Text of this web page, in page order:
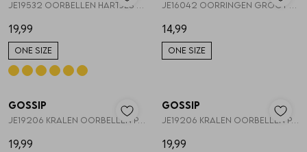
19,99
ONE SIZE
14,99
ONE SIZE
1/2
Gossip
JE19206 KRALEN OORBELLEN PAREL EN HARTJE
19,99
1/2
Gossip
JE19206 KRALEN OORBELLEN PAREL EN HARTJE
19,99